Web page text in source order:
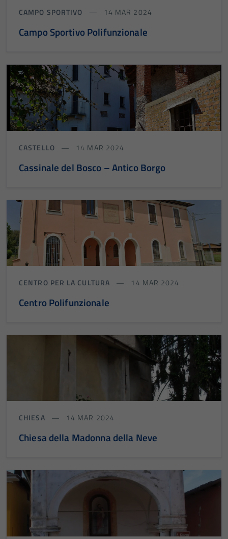
CAMPO SPORTIVO 14 MAR 2024
Campo Sportivo Polifunzionale
CASTELLO 14 MAR 2024
Cassinale del Bosco – Antico Borgo
CENTRO PER LA CULTURA 14 MAR 2024
Centro Polifunzionale
CHIESA 14 MAR 2024
Chiesa della Madonna della Neve